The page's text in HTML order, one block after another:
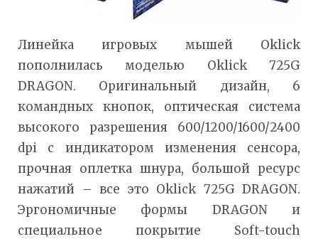
Линейка игровых мышей Oklick
пополнилась моделью Oklick 725G
DRAGON. Оригинальный дизайн, 6
командных кнопок, оптическая система
высокого разрешения 600/1200/1600/2400
dpi с индикатором изменения сенсора,
прочная оплетка шнура, большой ресурс
нажатий – все это Oklick 725G DRAGON.
Эргономичные формы DRAGON и
специальное покрытие Soft-touch